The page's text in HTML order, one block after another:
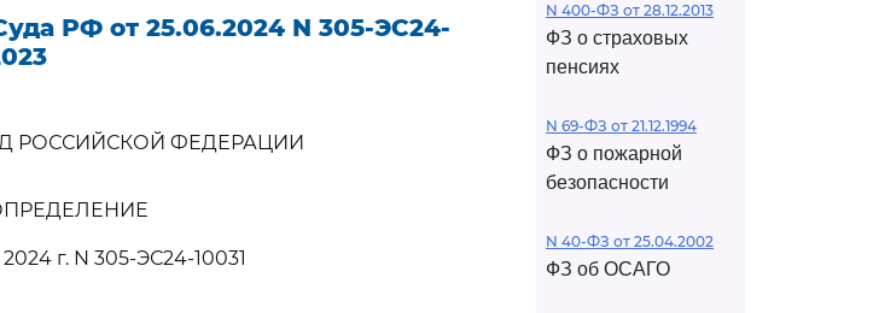
РФ от 25.06.2024 N 305-ЭС24-
РОССИЙСКОЙ ФЕДЕРАЦИИ
г. N 305-ЭС24-10031
N 400-ФЗ от 28.12.2013
ФЗ о страховых
пенсиях
N 69-ФЗ от 21.12.1994
ФЗ о пожарной
безопасности
N 40-ФЗ от 25.04.2002
ФЗ об ОСАГО